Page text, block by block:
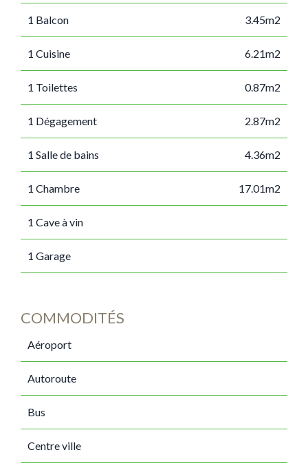
1 Balcon 3.45m2
1 Cuisine 6.21m2
1 Toilettes 0.87m2
1 Dégagement 2.87m2
1 Salle de bains 4.36m2
1 Chambre 17.01m2
1 Cave à vin
1 Garage
COMMODITÉS
Aéroport
Autoroute
Bus
Centre ville